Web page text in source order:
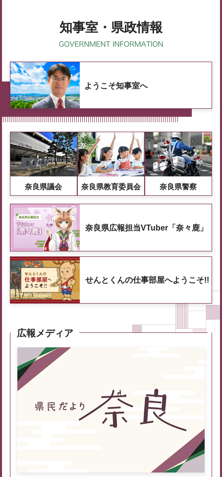
知事室・県政情報
ようこそ知事室へ
奈良県議会 奈良県教育委員会 奈良県警察
奈良県広報担当VTuber「奈々鹿」
せんとくんの仕事部屋へようこそ!!
広報メディア